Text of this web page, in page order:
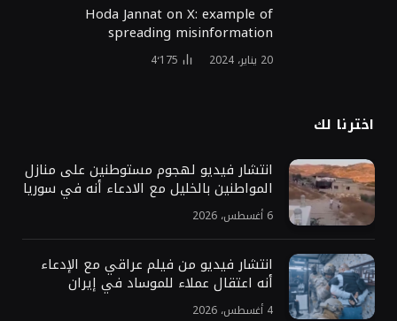
Hoda Jannat on X: example of
spreading misinformation
20 يناير، 2024 4٬175
اخترنا لك
انتشار فيديو لهجوم مستوطنين على منازل
المواطنين بالخليل مع الادعاء أنه في سوريا
6 أغسطس، 2026
انتشار فيديو من فيلم عراقي مع الإدعاء
أنه اعتقال عملاء للموساد في إيران
4 أغسطس، 2026